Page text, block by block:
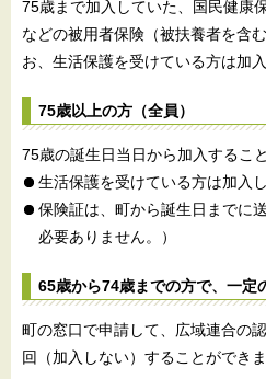
75歳まで加入していた、国民健康
などの被用者保険（被扶養者を含
お、生活保護を受けている方は加入
75歳以上の方（全員）
75歳の誕生日当日から加入するこ
生活保護を受けている方は加入し
保険証は、町から誕生日までに
必要ありません。）
65歳から74歳までの方で、一定
町の窓口で申請して、広域連合の
回（加入しない）することができま